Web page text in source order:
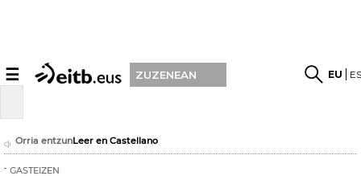
☰ ZUZENEAN EU
Orria entzunLeer en Castellano
GASTEIZEN